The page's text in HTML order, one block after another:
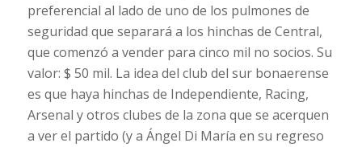
preferencial al lado de uno de los pulmones de
seguridad que separará a los hinchas de Central,
que comenzó a vender para cinco mil no socios. Su
valor: $ 50 mil. La idea del club del sur bonaerense
es que haya hinchas de Independiente, Racing,
Arsenal y otros clubes de la zona que se acerquen
a ver el partido (y a Ángel Di María en su regreso